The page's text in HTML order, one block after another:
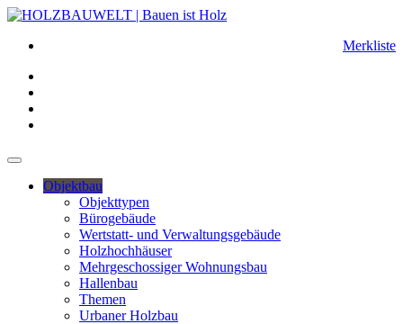
Merkliste
Objektbau
Objekttypen
Bürogebäude
Wertstatt- und Verwaltungsgebäude
Holzhochhäuser
Mehrgeschossiger Wohnungsbau
Hallenbau
Themen
Urbaner Holzbau